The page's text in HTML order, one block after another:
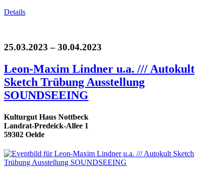
Details
25.03.2023 – 30.04.2023
Leon-Maxim Lindner u.a. /// Autokult
Sketch Trübung Ausstellung
SOUNDSEEING
Kulturgut Haus Nottbeck
Landrat-Predeick-Allee 1
59302 Oelde